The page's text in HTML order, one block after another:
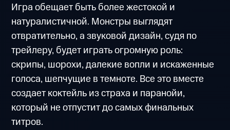
Игра обещает быть более жестокой и
натуралистичной. Монстры выглядят
отвратительно, а звуковой дизайн, судя по
трейлеру, будет играть огромную роль:
скрипы, шорохи, далекие вопли и искаженные
голоса, шепчущие в темноте. Все это вместе
создает коктейль из страха и паранойи,
который не отпустит до самых финальных
титров.